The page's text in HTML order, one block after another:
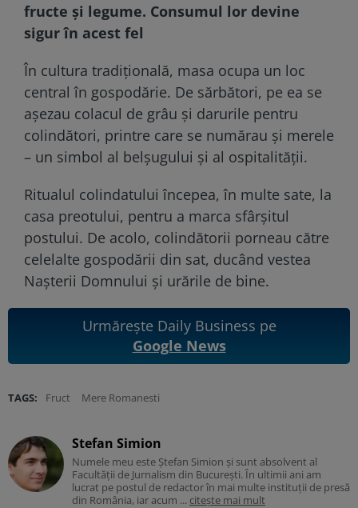
fructe și legume. Consumul lor devine
sigur în acest fel
În cultura tradițională, masa ocupa un loc
central în gospodărie. De sărbători, pe ea se
așezau colacul de grâu și darurile pentru
colindători, printre care se numărau și merele
– un simbol al belșugului și al ospitalității.
Ritualul colindatului începea, în multe sate, la
casa preotului, pentru a marca sfârșitul
postului. De acolo, colindătorii porneau către
celelalte gospodării din sat, ducând vestea
Nașterii Domnului și urările de bine.
Urmărește Daily Business pe
Google News
TAGS: Fruct Mere Romanesti
Stefan Simion
Numele meu este Ștefan Simion și sunt absolvent al
Facultății de Jurnalism din București. În ultimii ani am
lucrat pe postul de redactor în mai multe instituții de presă
din România, iar acum ... citește mai mult